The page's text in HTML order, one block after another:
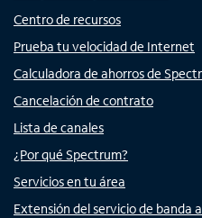
Centro de recursos
Prueba tu velocidad de Internet
Calculadora de ahorros de
Cancelación de contrato
Lista de canales
¿Por qué Spectrum?
Servicios en tu área
Extensión del servicio de banda